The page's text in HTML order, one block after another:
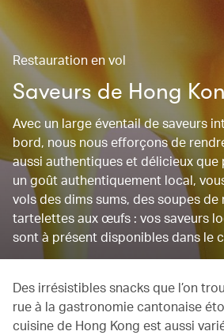
Restauration en vol
Saveurs de Hong
Avec un large éventail de saveurs
bord, nous nous efforçons de
aussi authentiques et délicieux
un goût authentiquement local,
vols des dims sums, des soupes de
tartelettes aux œufs : vos saveurs
sont à présent disponibles dans le
Des irrésistibles snacks que l’on
rue à la gastronomie cantonaise
cuisine de Hong Kong est aussi